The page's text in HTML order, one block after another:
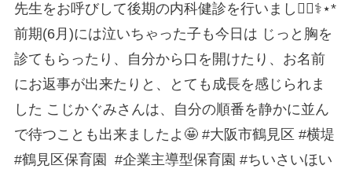
先生をお呼びして後期の内科健診を行いました🏻‍⚕️⋆*
前期(6月)には泣いちゃった子も今日は じっと胸を
診てもらったり、自分から口を開けたり、お名前
にお返事が出来たりと、とても成長を感じられま
した️ こじかぐみさんは、自分の順番を静かに並ん
で待つことも出来ましたよ🤩⁡ #大阪市鶴見区 #横堤
#鶴見区保育園 ⁡ #企業主導型保育園 #ちいさいほい